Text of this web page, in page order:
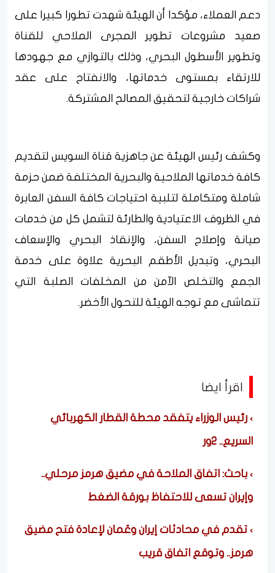
دعم العملاء، مؤكدا أن الهيئة شهدت تطورا كبيرا على
صعيد مشروعات تطوير المجرى الملاحي للقناة
وتطوير الأسطول البحري، وذلك بالتوازي مع جهودها
للارتقاء بمستوى خدماتها، والانفتاح على عقد
شراكات خارجية لتحقيق المصالح المشتركة.
وكشف رئيس الهيئة عن جاهزية قناة السويس لتقديم
كافة خدماتها الملاحية والبحرية المختلفة ضمن حزمة
شاملة ومتكاملة لتلبية احتياجات كافة السفن العابرة
في الظروف الاعتيادية والطارئة لتشمل كل من خدمات
صيانة وإصلاح السفن، والإنقاذ البحري والإسعاف
البحري، وتبديل الأطقم البحرية علاوة على خدمة
الجمع والتخلص الآمن من المخلفات الصلبة التي
تتماشى مع توجه الهيئة للتحول الأخضر.
اقرأ ايضا
رئيس الوزراء يتفقد محطة القطار الكهربائي
السريع.. 2ور
باحث: اتفاق الملاحة في مضيق هرمز مرحلي..
وإيران تسعى للاحتفاظ بورقة الضغط
تقدم في محادثات إيران وعُمان لإعادة فتح مضيق
هرمز.. وتوقع اتفاق قريب